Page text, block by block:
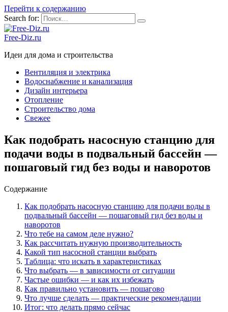
Перейти к содержанию
Search for:
Free-Diz.ru
Идеи для дома и строительства
Вентиляция и электрика
Водоснабжение и канализация
Дизайн интерьера
Отопление
Строительство дома
Свежее
Как подобрать насосную станцию для
подачи воды в подвальный бассейн —
пошаговый гид без воды и наворотов
Содержание
Как подобрать насосную станцию для подачи воды в
подвальный бассейн — пошаговый гид без воды и
наворотов
Что тебе на самом деле нужно?
Как рассчитать нужную производительность
Какой тип насосной станции выбрать
Таблица: что искать в характеристиках
Что выбрать — в зависимости от ситуации
Частые ошибки — и как их избежать
Как правильно установить — пошагово
Что лучше сделать — практические рекомендации
Итог: что делать прямо сейчас